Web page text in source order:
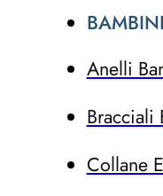
Anelli
Bracciali
Collane